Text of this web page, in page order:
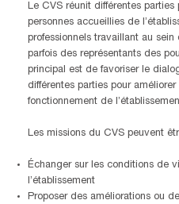
Le CVS réunit différentes parties
personnes accueillies de
professionnels travaillant au sein
parfois des représentants des
principal est de favoriser le
différentes parties pour
fonctionnement de
Les missions du CVS peuvent
Échanger sur les conditions de
l’établissement
Proposer des améliorations ou